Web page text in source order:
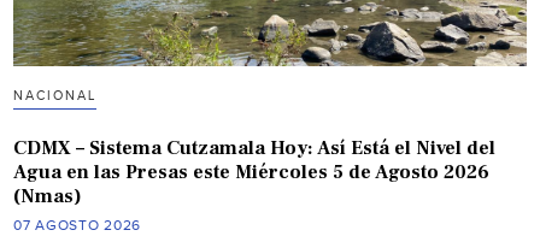
NACIONAL
CDMX – Sistema Cutzamala Hoy: Así Está el Nivel del
Agua en las Presas este Miércoles 5 de Agosto 2026
(Nmas)
07 AGOSTO 2026